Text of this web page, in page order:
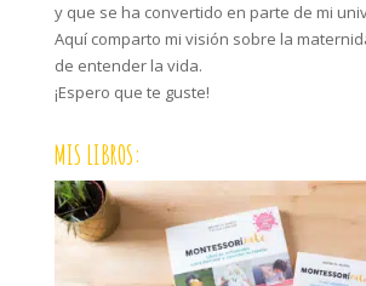
y que se ha convertido en parte de mi
Aquí comparto mi visión sobre la
de entender la vida.
¡Espero que te guste!
MIS LIBROS: